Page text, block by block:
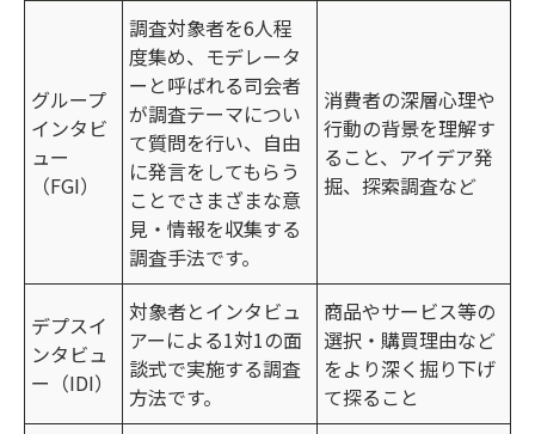
グループ
インタビ
ュー
（FGI）
調査対象者を6人程
度集め、モデレータ
ーと呼ばれる司会者
が調査テーマについ
て質問を行い、自由
に発言をしてもらう
ことでさまざまな意
見・情報を収集する
調査手法です。
消費者の深層心理や
行動の背景を理解す
ること、アイデア発
掘、探索調査など
デプスイ
ンタビュ
ー（IDI）
対象者とインタビュ
アーによる1対1の面
談式で実施する調査
方法です。
商品やサービス等の
選択・購買理由など
をより深く掘り下げ
て探ること